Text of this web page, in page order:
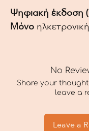
Ψηφιακή έκδοση
Μόνο
No
Share your
leave a
Leave a